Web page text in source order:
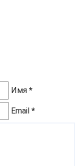
Имя *
Email *